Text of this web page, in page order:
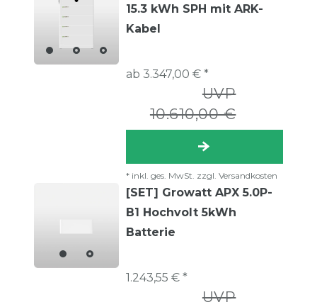
15.3 kWh SPH mit ARK-
Kabel
UVP
10.610,00 €
ab 3.347,00 € *
* inkl. ges. MwSt. zzgl. Versandkosten
[SET] Growatt APX 5.0P-
B1 Hochvolt 5kWh
Batterie
UVP
1.243,55 € *